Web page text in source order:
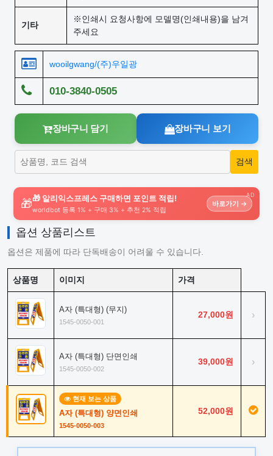
기타
※인쇄시 요청사항에 모델명(인쇄내용)을 남겨
주세요
wooilgwang/(주)우일광
010-3840-0505
장바구니 담기 장바구니 보기
AD
🎁🎁 알리익스프레스 구매하면 포인트 적립!
worldbot 등록 1% + 구매 3% + 추천 2% 적립
바로가기 →
옵션 상품리스트
옵션은 제품에 따라 단독배송이 어려울 수 있습니다.
상품명 이미지 가격
A자 (특대형) (무지)
1545-0050-001
27,000원 ›
A자 (특대형) 단면인쇄
1545-0050-002
39,000원 ›
현재 보는 상품
A자 (특대형) 양면인쇄
1545-0050-003
52,000원